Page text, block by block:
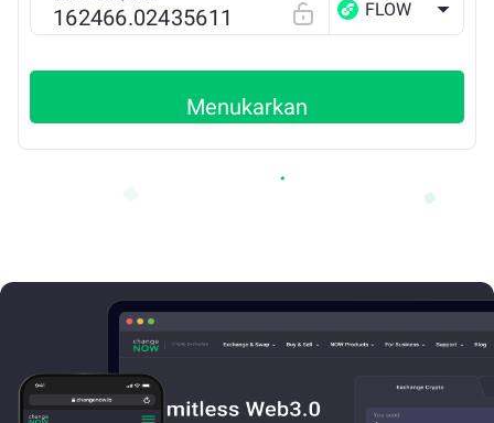
FLOW
Menukarkan